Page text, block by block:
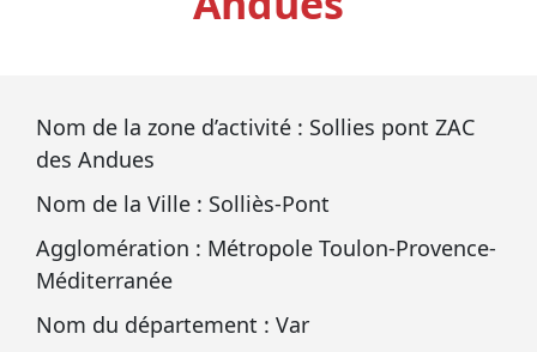
Nom de la zone d’activité : Sollies pont ZAC
des Andues
Nom de la Ville : Solliès-Pont
Agglomération : Métropole Toulon-Provence-
Méditerranée
Nom du département : Var